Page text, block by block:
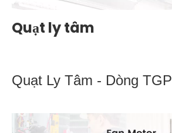
Quạt ly tâm
Quạt Ly Tâm - Dòng TGP